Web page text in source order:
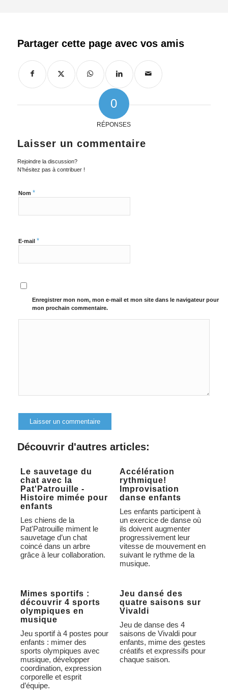
0
RÉPONSES
Laisser un commentaire
Rejoindre la discussion?
N’hésitez pas à contribuer !
Nom *
E-mail *
Enregistrer mon nom, mon e-mail et mon site dans le navigateur pour
mon prochain commentaire.
Alternative:
Découvrir d'autres articles:
Le sauvetage du
chat avec la
Pat'Patrouille -
Histoire mimée pour
enfants
Les chiens de la
Pat'Patrouille miment le
sauvetage d’un chat
coincé dans un arbre
grâce à leur collaboration.
Accélération
rythmique!
Improvisation
danse enfants
Les enfants participent à
un exercice de danse où
ils doivent augmenter
progressivement leur
vitesse de mouvement en
suivant le rythme de la
musique.
Mimes sportifs :
découvrir 4 sports
olympiques en
musique
Jeu sportif à 4 postes pour
enfants : mimer des
sports olympiques avec
musique, développer
coordination, expression
corporelle et esprit
d’équipe.
Jeu dansé des
quatre saisons sur
Vivaldi
Jeu de danse des 4
saisons de Vivaldi pour
enfants, mime des gestes
créatifs et expressifs pour
chaque saison.